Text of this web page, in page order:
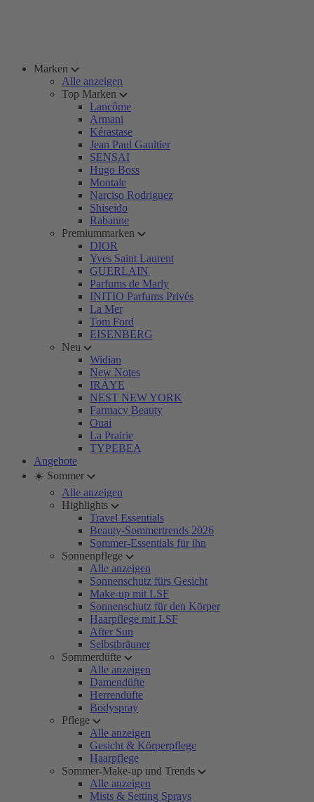
Marken
Alle anzeigen
Top Marken
Lancôme
Armani
Kérastase
Jean Paul Gaultier
SENSAI
Hugo Boss
Montale
Narciso Rodriguez
Shiseido
Rabanne
Premiummarken
DIOR
Yves Saint Laurent
GUERLAIN
Parfums de Marly
INITIO Parfums Privés
La Mer
Tom Ford
EISENBERG
Neu
Widian
New Notes
IRÄYE
NEST NEW YORK
Farmacy Beauty
Ouai
La Prairie
TYPEBEA
Angebote
☀️ Sommer
Alle anzeigen
Highlights
Travel Essentials
Beauty-Sommertrends 2026
Sommer-Essentials für ihn
Sonnenpflege
Alle anzeigen
Sonnenschutz fürs Gesicht
Make-up mit LSF
Sonnenschutz für den Körper
Haarpflege mit LSF
After Sun
Selbstbräuner
Sommerdüfte
Alle anzeigen
Damendüfte
Herrendüfte
Bodyspray
Pflege
Alle anzeigen
Gesicht & Körperpflege
Haarpflege
Sommer-Make-up und Trends
Alle anzeigen
Mists & Setting Sprays